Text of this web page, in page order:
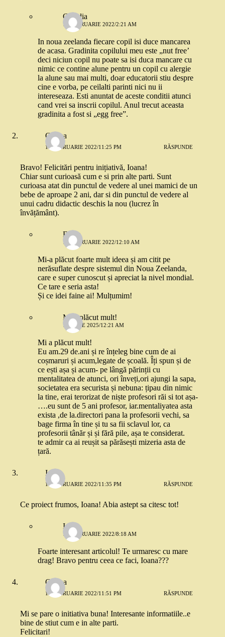
Claudia
11 FEBRUARIE 2022/2:21 AM
In noua zeelanda fiecare copil isi duce mancarea
de acasa. Gradinita copilului meu este „nut free’
deci niciun copil nu poate sa isi duca mancare cu
nimic ce contine alune pentru un copil cu alergie
la alune sau mai multi, doar educatorii stiu despre
cine e vorba, pe ceilalti parinti nici nu ii
intereseaza. Esti anuntat de aceste conditii atunci
cand vrei sa inscrii copilul. Anul trecut aceasta
gradinita a fost si „egg free”.
Corina
10 FEBRUARIE 2022/11:25 PM RĂSPUNDE
Bravo! Felicitări pentru inițiativă, Ioana!
Chiar sunt curioasă cum e si prin alte parti. Sunt
curioasa atat din punctul de vedere al unei mamici de un
bebe de aproape 2 ani, dar si din punctul de vedere al
unui cadru didactic deschis la nou (lucrez în
învățământ).
Elena
11 FEBRUARIE 2022/12:10 AM
Mi-a plăcut foarte mult ideea și am citit pe
nerăsuflate despre sistemul din Noua Zeelanda,
care e super cunoscut și apreciat la nivel mondial.
Ce tare e seria asta!
Și ce idei faine ai! Mulțumim!
Mi a plăcut mult!
14 IULIE 2025/12:21 AM
Mi a plăcut mult!
Eu am.29 de.ani și re înțeleg bine cum de ai
coșmaruri și acum,legate de școală. Îți spun și de
ce ești așa și acum- pe lângă părinții cu
mentalitatea de atunci, ori înveți,ori ajungi la sapa,
societatea era securista și nebuna: țipau din nimic
la tine, erai terorizat de niște profesori răi si tot așa-
….eu sunt de 5 ani profesor, iar.mentaliyatea asta
exista ,de la.directori pana la profesorii vechi, sa
bage firma în tine și tu sa fii sclavul lor, ca
profesorii tânăr și și fără pile, așa te considerat.
te admir ca ai reușit sa părăsești mizeria asta de
țară.
Ioana
10 FEBRUARIE 2022/11:35 PM RĂSPUNDE
Ce proiect frumos, Ioana! Abia astept sa citesc tot!
Iulia
11 FEBRUARIE 2022/8:18 AM
Foarte interesant articolul! Te urmaresc cu mare
drag! Bravo pentru ceea ce faci, Ioana???
Corina
10 FEBRUARIE 2022/11:51 PM RĂSPUNDE
Mi se pare o initiativa buna! Interesante informatiile..e
bine de stiut cum e in alte parti.
Felicitari!